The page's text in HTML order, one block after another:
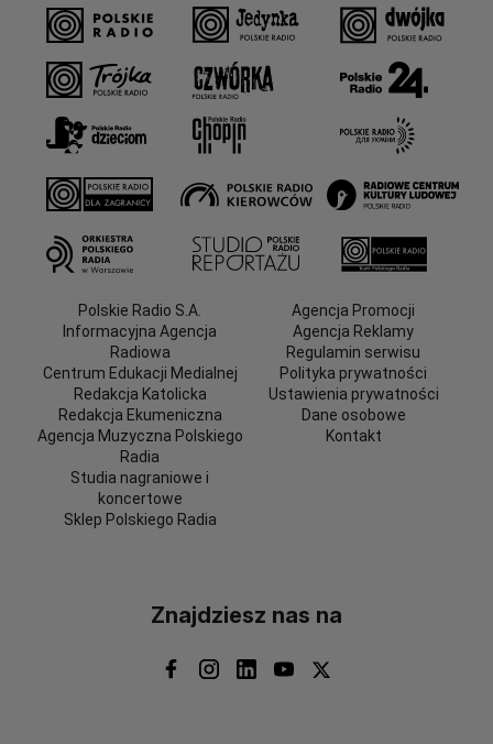
Polskie Radio S.A.
Informacyjna Agencja
Radiowa
Centrum Edukacji Medialnej
Redakcja Katolicka
Redakcja Ekumeniczna
Agencja Muzyczna Polskiego
Radia
Studia nagraniowe i
koncertowe
Sklep Polskiego Radia
Agencja Promocji
Agencja Reklamy
Regulamin serwisu
Polityka prywatności
Ustawienia prywatności
Dane osobowe
Kontakt
Znajdziesz nas na